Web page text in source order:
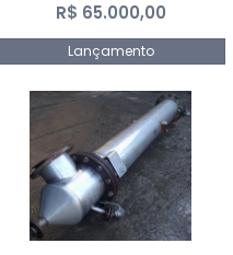
R$ 65.000,00
Lançamento